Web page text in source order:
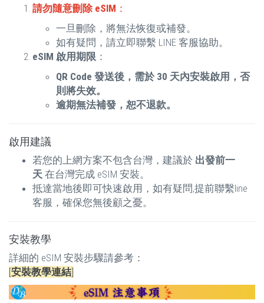
請勿隨意刪除 eSIM ：
一旦刪除，將無法恢復或補發。
如有疑問，請立即聯繫 LINE 客服協助。
eSIM 啟用期限 ：
QR Code 發送後，需於 30 天內安裝啟用，否
則將失效。
逾期無法補發，恕不退款。
啟用建議
若您的上網方案不包含台灣，建議於 出發前一
天 在台灣完成 eSIM 安裝。
抵達當地後即可快速啟用，如有疑問,提前聯繫line
客服，確保您無後顧之憂。
安裝教學
詳細的 eSIM 安裝步驟請參考：
[安裝教學連結]